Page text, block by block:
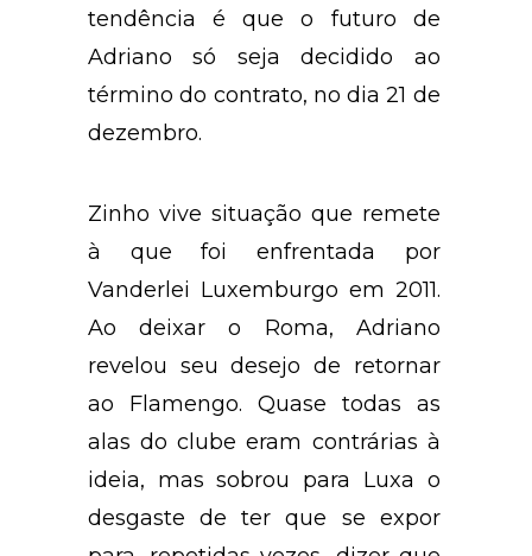
tendência é que o futuro de
Adriano só seja decidido ao
término do contrato, no dia 21 de
dezembro.
Zinho vive situação que remete
à que foi enfrentada por
Vanderlei Luxemburgo em 2011.
Ao deixar o Roma, Adriano
revelou seu desejo de retornar
ao Flamengo. Quase todas as
alas do clube eram contrárias à
ideia, mas sobrou para Luxa o
desgaste de ter que se expor